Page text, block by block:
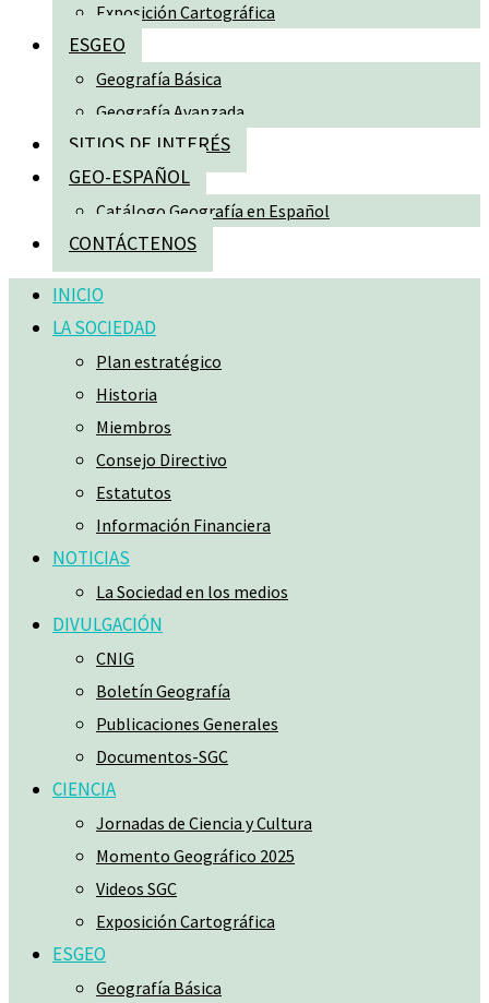
Exposición Cartográfica
ESGEO
Geografía Básica
Geografía Avanzada
SITIOS DE INTERÉS
GEO-ESPAÑOL
Catálogo Geografía en Español
CONTÁCTENOS
INICIO
LA SOCIEDAD
Plan estratégico
Historia
Miembros
Consejo Directivo
Estatutos
Información Financiera
NOTICIAS
La Sociedad en los medios
DIVULGACIÓN
CNIG
Boletín Geografía
Publicaciones Generales
Documentos-SGC
CIENCIA
Jornadas de Ciencia y Cultura
Momento Geográfico 2025
Videos SGC
Exposición Cartográfica
ESGEO
Geografía Básica